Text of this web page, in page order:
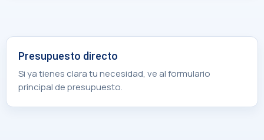
Presupuesto directo
Si ya tienes clara tu necesidad, ve al formulario
principal de presupuesto.